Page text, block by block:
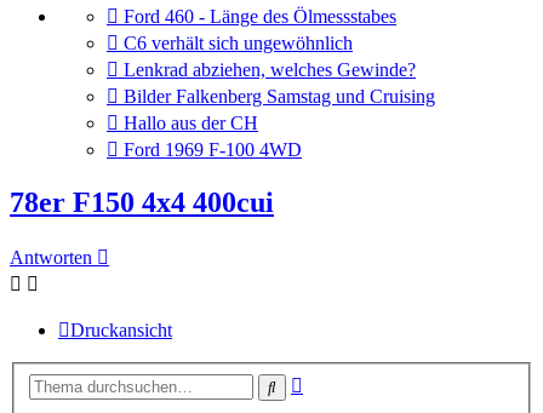
Gehe
zum
letzten
Beitrag
Ford 460 - Länge des Ölmessstabes
Gehe
zum
letzten
Beitrag
C6 verhält sich ungewöhnlich
Gehe
zum
letzten
Beitrag
Lenkrad abziehen, welches Gewinde?
Gehe
zum
letzten
Beitrag
Bilder Falkenberg Samstag und Cruising
Gehe
zum
letzten
Hallo aus der CH
Gehe
letzten
Beitrag
Ford 1969 F-100 4WD
78er F150 4x4 400cui
Antworten
Druckansicht
Suche